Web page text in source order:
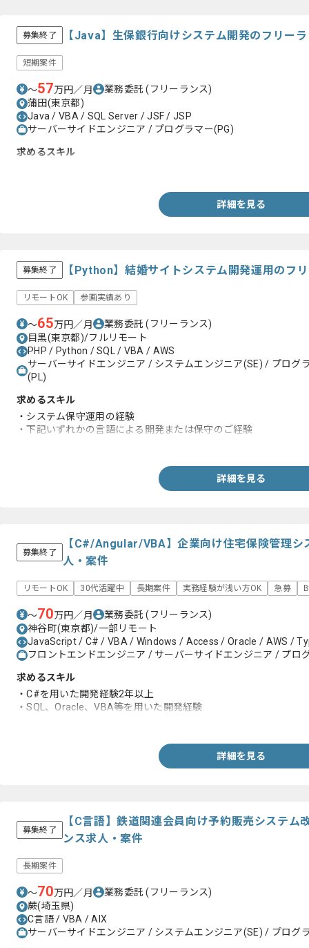
募集終了 【Java】生保銀行向けシステム開発のフリー
短期案件
〜57万円／月 業務委託(フリーランス)
蒲田(東京都)
Java / VBA / SQL Server / JSF / JSP
サーバーサイドエンジニア / プログラマー(PG)
求めるスキル
詳細を見る
募集終了 【Python】結婚サイトシステム開発運用のフ
リモートOK 参画実績あり
〜65万円／月 業務委託(フリーランス)
目黒(東京都)/フルリモート
PHP / Python / SQL / VBA / AWS
サーバーサイドエンジニア / システムエンジニア(SE) / プログ
(PL)
求めるスキル
・システム保守運用の経験
・下記いずれかの言語による開発または保守のご経験
詳細を見る
募集終了
【C#/Angular/VBA】企業向け住宅保険管理シ
人・案件
リモートOK 30代活躍中 長期案件 実務経験が浅い方OK 急募
〜70万円／月 業務委託(フリーランス)
神谷町(東京都)/一部リモート
JavaScript / C# / VBA / Windows / Access / Oracle / AWS /
フロントエンドエンジニア / サーバーサイドエンジニア / プロ
求めるスキル
・C#を用いた開発経験2年以上
・SQL、Oracle、VBA等を用いた開発経験
詳細を見る
募集終了
【C言語】鉄道関連会員向け予約販売システム
ンス求人・案件
長期案件
〜70万円／月 業務委託(フリーランス)
蕨(埼玉県)
C言語 / VBA / AIX
サーバーサイドエンジニア / システムエンジニア(SE) / プログ